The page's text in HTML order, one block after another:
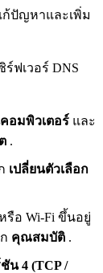
ก้ปัญหาและเพิ่ม
ฟเวอร์ DNS
อมพิวเตอร์ และ
.
เปลี่ยนตัวเลือก
รือ Wi-Fi ขึ้นอยู่
คุณสมบัติ .
น 4 (TCP /